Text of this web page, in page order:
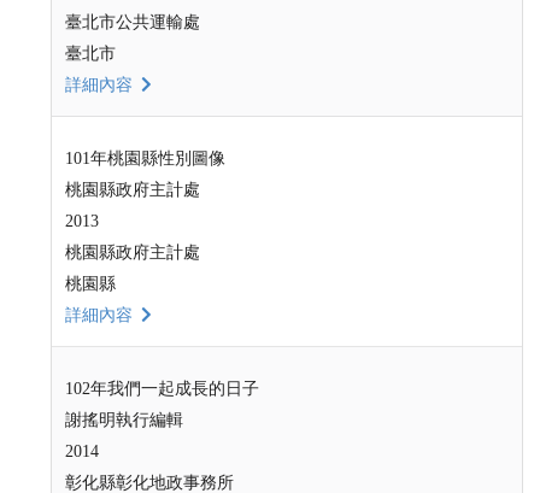
臺北市公共運輸處
臺北市
詳細內容
101年桃園縣性別圖像
桃園縣政府主計處
2013
桃園縣政府主計處
桃園縣
詳細內容
102年我們一起成長的日子
謝搖明執行編輯
2014
彰化縣彰化地政事務所